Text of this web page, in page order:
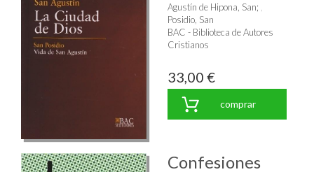
Agustín de Hipona, San;
Posidio, San
BAC - Biblioteca de Autores
Cristianos
33,00 €
comprar
Confesiones